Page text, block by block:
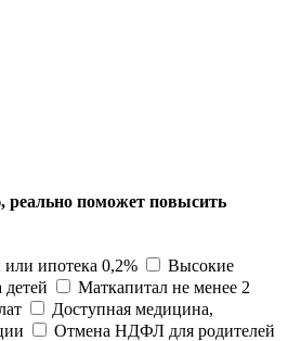
поможет повысить
ипотека 0,2%
Высокие
Маткапитал не менее 2
Доступная медицина,
Отмена НДФЛ для родителей